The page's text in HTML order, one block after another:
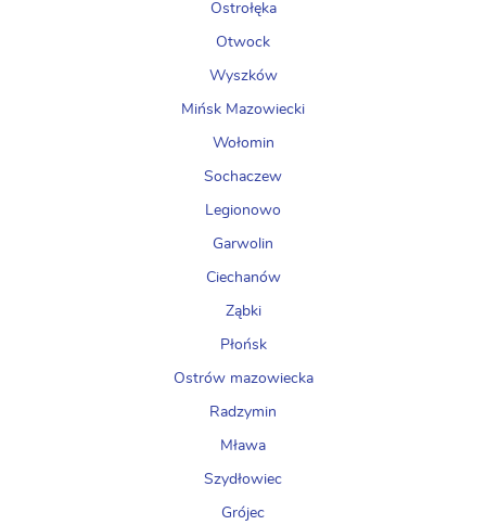
Ostrołęka
Otwock
Wyszków
Mińsk Mazowiecki
Wołomin
Sochaczew
Legionowo
Garwolin
Ciechanów
Ząbki
Płońsk
Ostrów mazowiecka
Radzymin
Mława
Szydłowiec
Grójec